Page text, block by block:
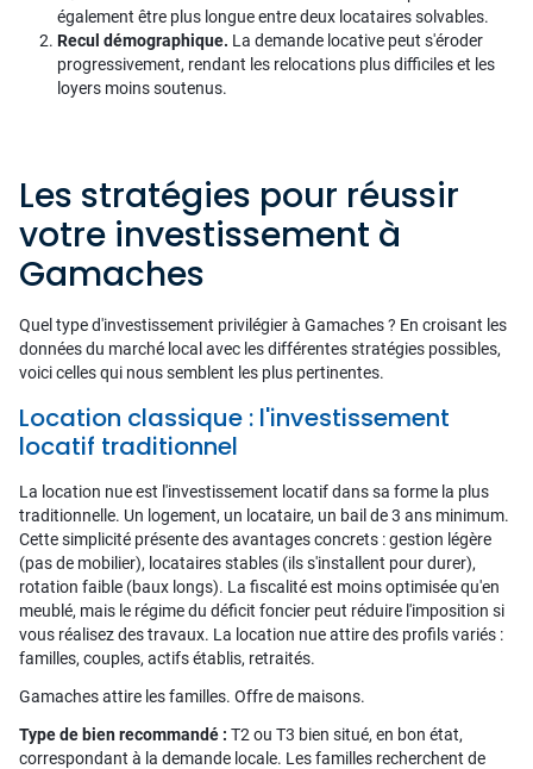
également être plus longue entre deux locataires solvables.
Recul démographique. La demande locative peut s'éroder
progressivement, rendant les relocations plus difficiles et les
loyers moins soutenus.
Les stratégies pour réussir
votre investissement à
Gamaches
Quel type d'investissement privilégier à Gamaches ? En croisant les
données du marché local avec les différentes stratégies possibles,
voici celles qui nous semblent les plus pertinentes.
Location classique : l'investissement
locatif traditionnel
La location nue est l'investissement locatif dans sa forme la plus
traditionnelle. Un logement, un locataire, un bail de 3 ans minimum.
Cette simplicité présente des avantages concrets : gestion légère
(pas de mobilier), locataires stables (ils s'installent pour durer),
rotation faible (baux longs). La fiscalité est moins optimisée qu'en
meublé, mais le régime du déficit foncier peut réduire l'imposition si
vous réalisez des travaux. La location nue attire des profils variés :
familles, couples, actifs établis, retraités.
Gamaches attire les familles. Offre de maisons.
Type de bien recommandé : T2 ou T3 bien situé, en bon état,
correspondant à la demande locale. Les familles recherchent de